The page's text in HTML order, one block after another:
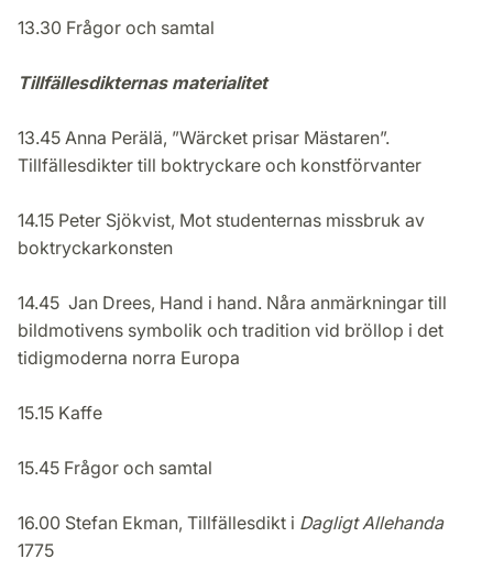
13.30 Frågor och samtal
Tillfällesdikternas materialitet
13.45 Anna Perälä, ”Wärcket prisar Mästaren”.
Tillfällesdikter till boktryckare och konstförvanter
14.15 Peter Sjökvist, Mot studenternas missbruk av
boktryckarkonsten
14.45 Jan Drees, Hand i hand. Nåra anmärkningar till
bildmotivens symbolik och tradition vid bröllop i det
tidigmoderna norra Europa
15.15 Kaffe
15.45 Frågor och samtal
16.00 Stefan Ekman, Tillfällesdikt i Dagligt Allehanda
1775